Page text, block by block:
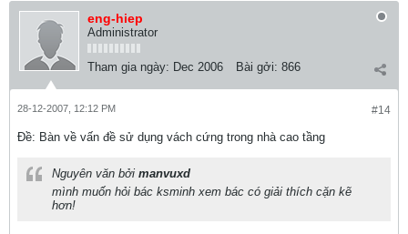
eng-hiep
Administrator
Tham gia ngày: Dec 2006 Bài gởi: 866
#14
28-12-2007, 12:12 PM
Ðề: Bàn về vấn đề sử dụng vách cứng trong nhà cao tầng
Nguyên văn bởi manvuxd
mình muốn hỏi bác ksminh xem bác có giải thích cặn kẽ
hơn!